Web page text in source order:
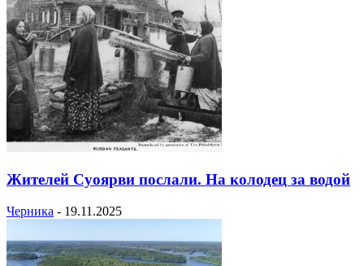
Жителей Суоярви послали. На колодец за водой
Черника - 19.11.2025